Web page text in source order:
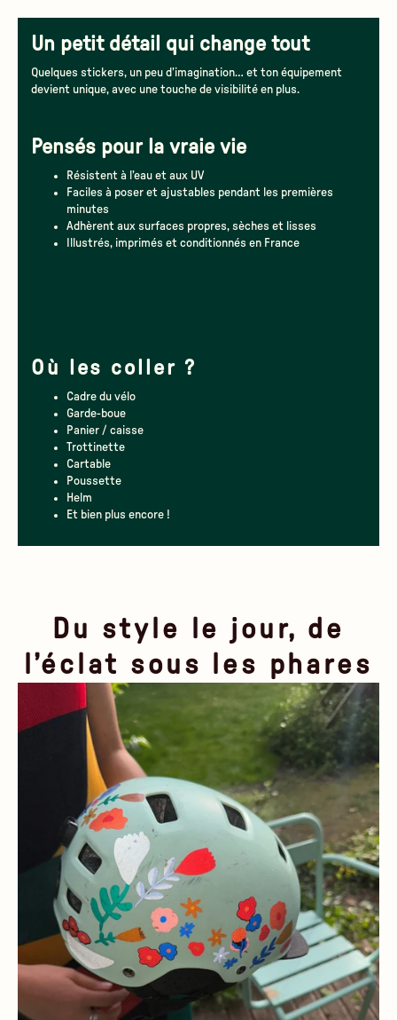
Un petit détail qui change tout
Quelques stickers, un peu d’imagination… et ton équipement
devient unique, avec une touche de visibilité en plus.
Pensés pour la vraie vie
Résistent à l’eau et aux UV
Faciles à poser et ajustables pendant les premières
minutes
Adhèrent aux surfaces propres, sèches et lisses
Illustrés, imprimés et conditionnés en France
Où les coller ?
Cadre du vélo
Garde-boue
Panier / caisse
Trottinette
Cartable
Poussette
Helm
Et bien plus encore !
Du style le jour, de
l’éclat sous les phares